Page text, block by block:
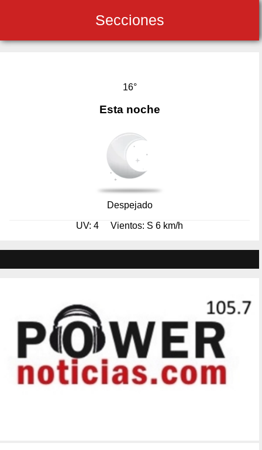
Secciones
16°
Esta noche
Despejado
UV: 4 Vientos: S 6 km/h